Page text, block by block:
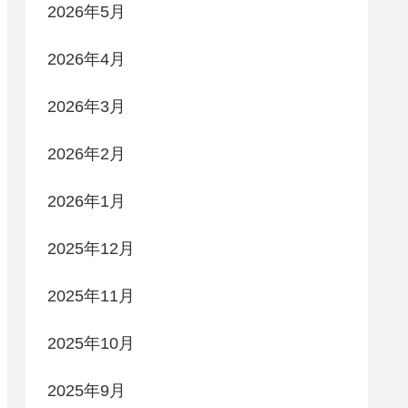
2026年5月
2026年4月
2026年3月
2026年2月
2026年1月
2025年12月
2025年11月
2025年10月
2025年9月